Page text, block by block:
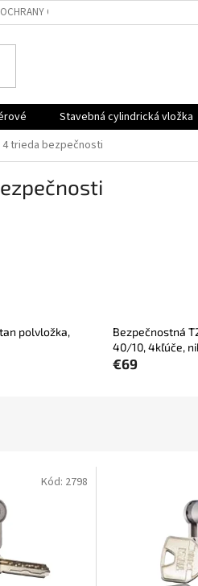
OSOBNÝCH ÚDAJOV
Stavebná cylindrická vložka
4 trieda bezpečnosti
polvložka,
Bezpečnostná
40/10, 4kľúče,
€69
Kód: 2798